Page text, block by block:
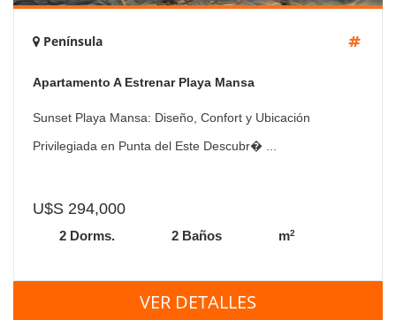
Península
Apartamento A Estrenar Playa Mansa
Sunset Playa Mansa: Diseño, Confort y Ubicación
Privilegiada en Punta del Este Descubr� ...
U$S 294,000
2 Dorms. 2 Baños m2
VER DETALLES